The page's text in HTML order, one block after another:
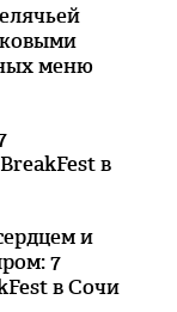
меню
в
и
7
в Сочи